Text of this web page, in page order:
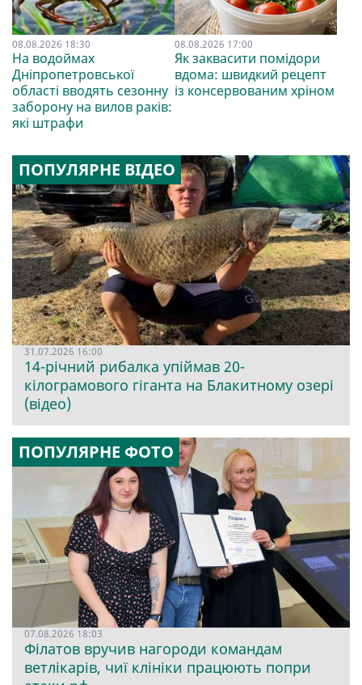
08.08.2026 18:30
На водоймах
Дніпропетровської
області вводять сезонну
заборону на вилов раків:
які штрафи
08.08.2026 17:00
Як заквасити помідори
вдома: швидкий рецепт
із консервованим хріном
ПОПУЛЯРНЕ ВІДЕО
31.07.2026 16:00
14-річний рибалка упіймав 20-
кілограмового гіганта на Блакитному озері
(відео)
ПОПУЛЯРНЕ ФОТО
07.08.2026 18:03
Філатов вручив нагороди командам
ветлікарів, чиї клініки працюють попри